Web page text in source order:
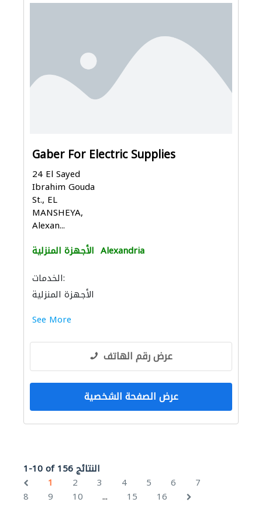
Gaber For Electric Supplies
24 El Sayed
Ibrahim Gouda
St., EL
MANSHEYA,
Alexan...
الأجهزة المنزلية Alexandria
الخدمات:
الأجهزة المنزلية
See More
عرض رقم الهاتف
عرض الصفحة الشخصية
1-10 of 156 النتائج
1
2 3 4 5 6
7
8
9 10 ... 15 16